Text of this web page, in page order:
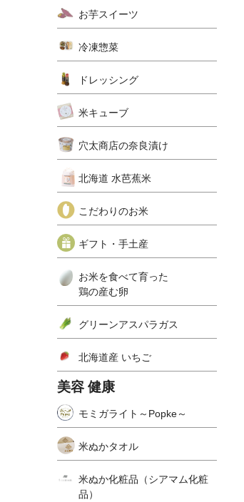
お芋スイーツ
冷凍惣菜
ドレッシング
米キューブ
穴太商店の奈良漬け
北海道 水芭蕉米
こだわりのお米
ギフト・手土産
お米を食べて育った
鶏の産む卵
グリーンアスパラガス
北海道産 いちご
美容 健康
モミガライト～Popke～
米ぬかタオル
米ぬか化粧品（シアマム化粧
品）